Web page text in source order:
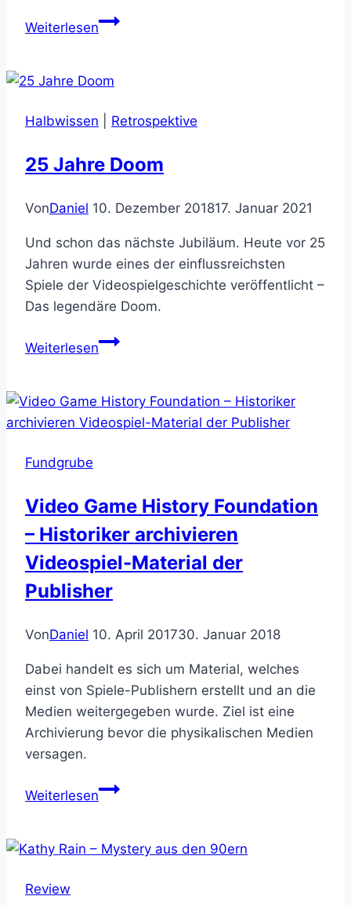
WeiterlesenVideoserie:
History
Belong
Us
id
Halbwissen Retrospektive
25 Jahre Doom
VonDaniel 10. Dezember 201817. Januar 2021
Und schon das nächste Jubiläum. Heute vor 25
Jahren wurde eines der einflussreichsten
Spiele der Videospielgeschichte veröffentlicht –
Das legendäre Doom.
Weiterlesen25
Fundgrube
Video Game History Foundation
– Historiker archivieren
Videospiel-Material der
Publisher
VonDaniel 10. April 201730. Januar 2018
Dabei handelt es sich um Material, welches
einst von Spiele-Publishern erstellt und an die
Medien weitergegeben wurde. Ziel ist eine
Archivierung bevor die physikalischen Medien
versagen.
WeiterlesenVideo
Foundation
Review